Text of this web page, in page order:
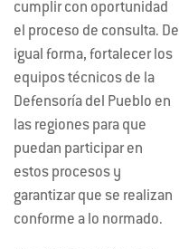
cumplir con oportunidad
el proceso de consulta. De
igual forma, fortalecer los
equipos técnicos de la
Defensoría del Pueblo en
las regiones para que
puedan participar en
estos procesos y
garantizar que se realizan
conforme a lo normado.